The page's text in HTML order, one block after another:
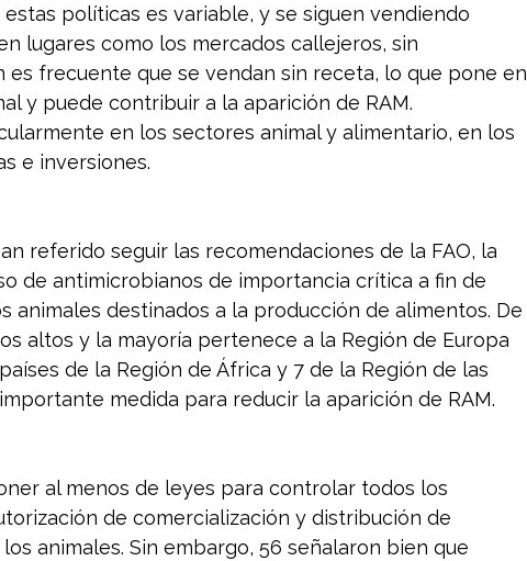
políticas es variable, y se siguen vendiendo
lugares como los mercados callejeros, sin
es frecuente que se vendan sin receta, lo que pone en
y puede contribuir a la aparición de RAM.
en los sectores animal y alimentario, en los
e inversiones.
referido seguir las recomendaciones de la FAO, la
de antimicrobianos de importancia crítica a fin de
animales destinados a la producción de alimentos. De
altos y la mayoría pertenece a la Región de Europa
de la Región de África y 7 de la Región de las
medida para reducir la aparición de RAM.
al menos de leyes para controlar todos los
de comercialización y distribución de
animales. Sin embargo, 56 señalaron bien que